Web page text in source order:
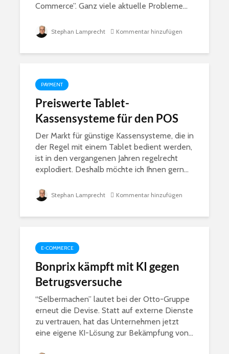
Commerce”. Ganz viele aktuelle Probleme...
Stephan Lamprecht Kommentar hinzufügen
PAYMENT
Preiswerte Tablet-
Kassensysteme für den POS
Der Markt für günstige Kassensysteme, die in
der Regel mit einem Tablet bedient werden,
ist in den vergangenen Jahren regelrecht
explodiert. Deshalb möchte ich Ihnen gern...
Stephan Lamprecht Kommentar hinzufügen
E-COMMERCE
Bonprix kämpft mit KI gegen
Betrugsversuche
“Selbermachen” lautet bei der Otto-Gruppe
erneut die Devise. Statt auf externe Dienste
zu vertrauen, hat das Unternehmen jetzt
eine eigene KI-Lösung zur Bekämpfung von...